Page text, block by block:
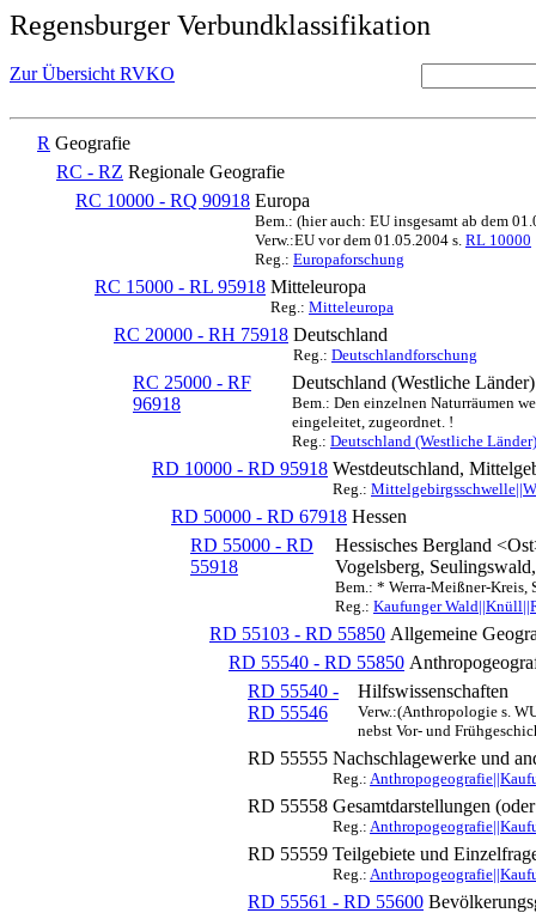
Regensburger Verbundklassifikation
Zur Übersicht RVKO
R Geografie
RC - RZ Regionale Geografie
RC 10000 - RQ 90918 Europa
Bem.: (hier auch: EU insgesamt ab dem
Verw.:EU vor dem 01.05.2004 s. RL 10000
Reg.: Europaforschung
RC 15000 - RL 95918 Mitteleuropa
Reg.: Mitteleuropa
RC 20000 - RH 75918 Deutschland
Reg.: Deutschlandforschung
RC 25000 - RF
96918
Deutschland (Westliche Länder)
Bem.: Den einzelnen Naturräumen
eingeleitet, zugeordnet. !
Reg.: Deutschland (Westliche Länder)
RD 10000 - RD 95918 Westdeutschland,
Reg.:
RD 50000 - RD 67918 Hessen
RD 55000 - RD
55918
Hessisches Bergland
Vogelsberg,
Bem.: * Werra-Meißner-Kreis,
Reg.: Kaufunger
RD 55103 - RD 55850 Allgemeine
RD 55540 - RD 55850
RD 55540 -
RD 55546
Hilfswissenschaften
Verw.:(Anthropologie s.
nebst Vor- und
RD 55555 Nachschlagewerke und
Reg.:
RD 55558 Gesamtdarstellungen
Reg.:
RD 55559 Teilgebiete und
Reg.:
RD 55561 - RD 55600